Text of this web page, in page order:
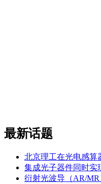
最新话题
北京理工在光电感算
集成光子器件同时实
衍射光波导（AR/